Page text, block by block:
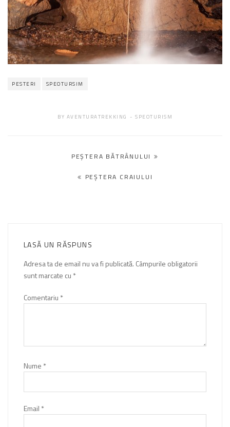
PESTERI SPEOTURSIM
BY AVENTURATREKKING SPEOTURISM
PEŞTERA BĂTRÂNULUI
PEŞTERA CRAIULUI
LASĂ UN RĂSPUNS
Adresa ta de email nu va fi publicată. Câmpurile obligatorii
sunt marcate cu *
Comentariu *
Nume *
Email *